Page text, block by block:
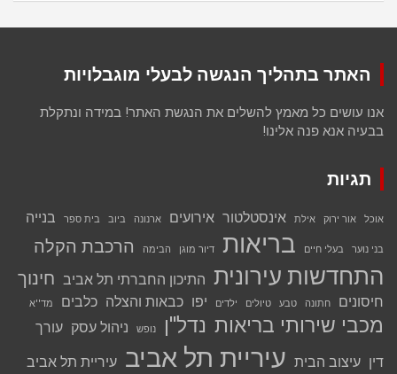
האתר בתהליך הנגשה לבעלי מוגבלויות
אנו עושים כל מאמץ להשלים את הנגשת האתר! במידה ונתקלת
בבעיה אנא פנה אלינו!
תגיות
אוכל אור ירוק אילת אינסטלטור אירועים ארנונה ביוב בית ספר בנייה
בני נוער בעלי חיים בריאות דיור מוגן הבימה הרכבת הקלה
התחדשות עירונית התיכון החברתי תל אביב חינוך
חיסונים חתונה טבע טיולים ילדים יפו כבאות והצלה כלבים מד''א
מכבי שירותי בריאות נדל''ן נופש ניהול עסק עורך
דין עיצוב הבית עיריית תל אביב עיריית תל אביב